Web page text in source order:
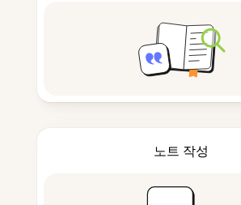
노트 작성